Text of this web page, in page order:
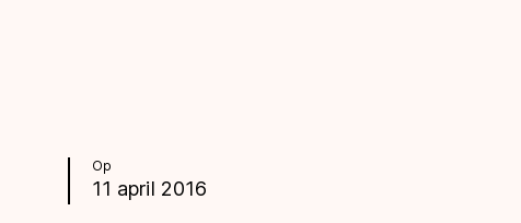
Op
11 april 2016